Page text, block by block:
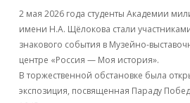
2 мая 2026 года студенты Академии
имени Н.А. Щёлокова стали
знакового события в Музейно-
центре «Россия — Моя история».
В торжественной обстановке была
экспозиция, посвященная Параду